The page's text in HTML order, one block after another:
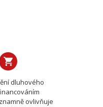
dluhového
ovlivňuje